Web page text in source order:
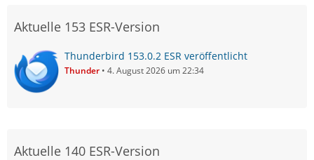
Aktuelle 153 ESR-Version
Thunderbird 153.0.2 ESR veröffentlicht
Thunder 4. August 2026 um 22:34
Aktuelle 140 ESR-Version